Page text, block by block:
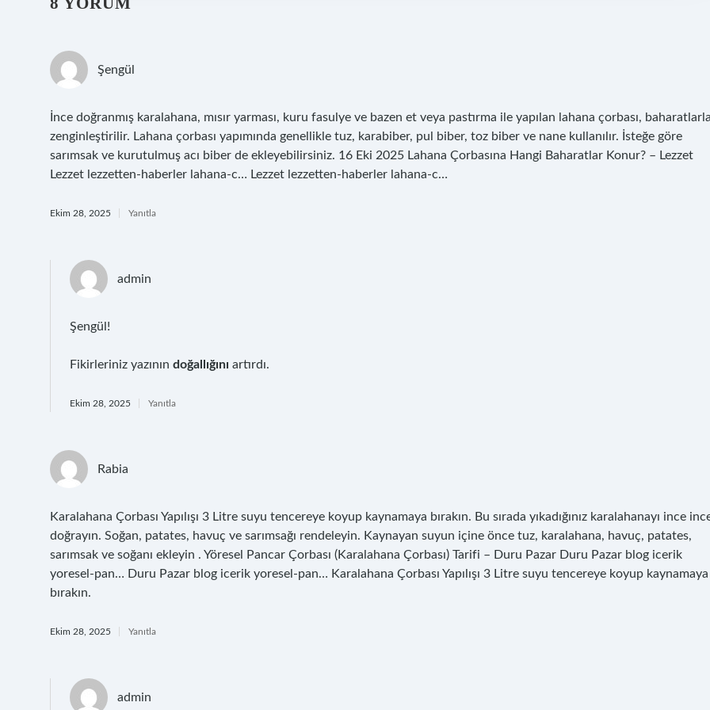
Şengül
İnce doğranmış karalahana, mısır yarması, kuru fasulye ve bazen et veya pastırma ile yapılan lahana çorbası,
zenginleştirilir. Lahana çorbası yapımında genellikle tuz, karabiber, pul biber, toz biber ve nane kullanılır. İsteğe göre
sarımsak ve kurutulmuş acı biber de ekleyebilirsiniz. 16 Eki 2025 Lahana Çorbasına Hangi Baharatlar Konur? – Lezzet
Lezzet lezzetten-haberler lahana-c… Lezzet lezzetten-haberler lahana-c…
Ekim 28, 2025 Yanıtla
admin
Şengül!
Fikirleriniz yazının doğallığını artırdı.
Ekim 28, 2025 Yanıtla
Rabia
Karalahana Çorbası Yapılışı 3 Litre suyu tencereye koyup kaynamaya bırakın. Bu sırada yıkadığınız karalahanayı ince
doğrayın. Soğan, patates, havuç ve sarımsağı rendeleyin. Kaynayan suyun içine önce tuz, karalahana, havuç, patates,
sarımsak ve soğanı ekleyin . Yöresel Pancar Çorbası (Karalahana Çorbası) Tarifi – Duru Pazar Duru Pazar blog icerik
yoresel-pan… Duru Pazar blog icerik yoresel-pan… Karalahana Çorbası Yapılışı 3 Litre suyu tencereye koyup kaynamaya
bırakın.
Ekim 28, 2025 Yanıtla
admin